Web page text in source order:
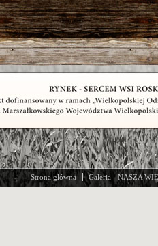
Strona główna Galeria - NASZA